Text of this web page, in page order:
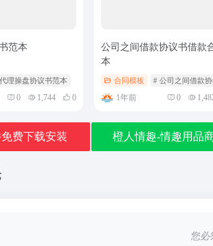
范本
理操盘协议书范本
0 1,744 0
公司之间借款协议书借款
本
合同模板 # 公司之间借款
1年前 0
费下载安装 橙人情趣-情趣用品
您必